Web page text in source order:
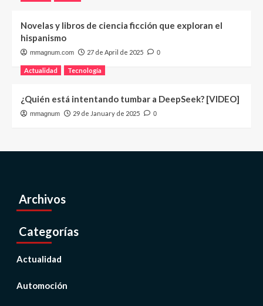
Novelas y libros de ciencia ficción que exploran el
hispanismo
mmagnum.com 27 de April de 2025 0
Actualidad Tecnología
¿Quién está intentando tumbar a DeepSeek? [VIDEO]
mmagnum 29 de January de 2025 0
Archivos
Categorías
Actualidad
Automoción